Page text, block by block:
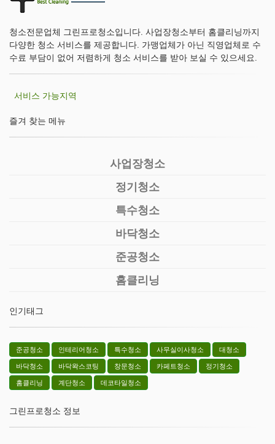
청소전문업체 그린프로청소입니다. 사업장청소부터 홈클리닝까지
다양한 청소 서비스를 제공합니다. 가맹업체가 아닌 직영업체로 수
수료 부담이 없어 저렴하게 청소 서비스를 받아 보실 수 있으세요.
서비스 가능지역
즐겨 찾는 메뉴
사업장청소
정기청소
특수청소
바닥청소
준공청소
홈클리닝
인기태그
준공청소 인테리어청소 특수청소 사무실이사청소
대청소
바닥청소
바닥왁스코팅 창문청소 카페트청소
정기청소
홈클리닝
계단청소 데코타일청소
그린프로청소 정보